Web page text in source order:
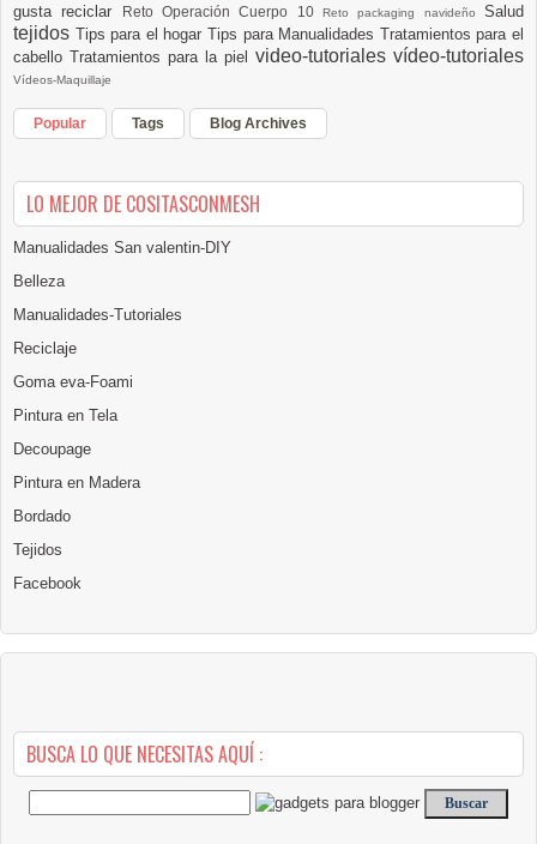
gusta reciclar
Reto Operación Cuerpo 10Reto packaging navideñoSalud
tejidos Tips para el hogarTips para Manualidades Tratamientos para el
cabello Tratamientos para la piel video-tutoriales vídeo-tutoriales
Vídeos-Maquillaje
Popular Tags Blog Archives
LO MEJOR DE COSITASCONMESH
Manualidades San valentin-DIY
Belleza
Manualidades-Tutoriales
Reciclaje
Goma eva-Foami
Pintura en Tela
Decoupage
Pintura en Madera
Bordado
Tejidos
Facebook
BUSCA LO QUE NECESITAS AQUÍ :